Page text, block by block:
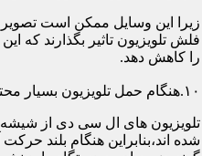
زیرا این وسایل ممکن است
فلش تلویزیون تاثیر بگذارند که
را کاهش دهد.
۱۰.هنگام حمل تلویزیون بسیار محتاط باشید
تلویزیون های ال سی دی از
شده اند،بنابراین هنگام بلند